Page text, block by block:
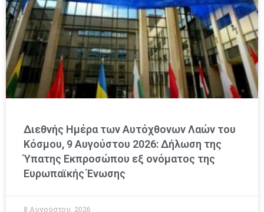
Διεθνής Ημέρα των Αυτόχθονων Λαών του
Κόσμου, 9 Αυγούστου 2026: Δήλωση της
Ύπατης Εκπροσώπου εξ ονόματος της
Ευρωπαϊκής Ένωσης
8 Αυγούστου, 2026